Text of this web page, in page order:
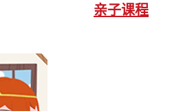
亲子课程